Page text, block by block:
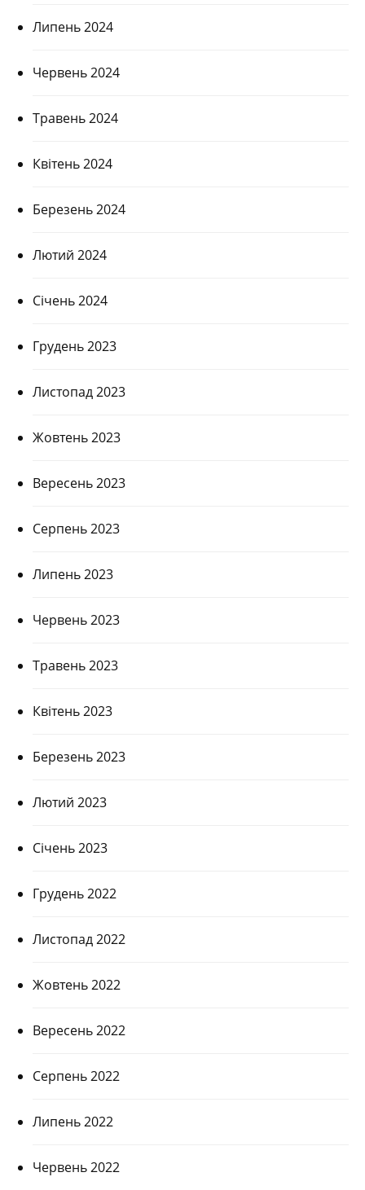
Липень 2024
Червень 2024
Травень 2024
Квітень 2024
Березень 2024
Лютий 2024
Січень 2024
Грудень 2023
Листопад 2023
Жовтень 2023
Вересень 2023
Серпень 2023
Липень 2023
Червень 2023
Травень 2023
Квітень 2023
Березень 2023
Лютий 2023
Січень 2023
Грудень 2022
Листопад 2022
Жовтень 2022
Вересень 2022
Серпень 2022
Липень 2022
Червень 2022